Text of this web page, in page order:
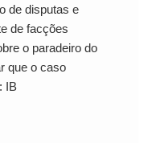
de disputas e
de facções
o paradeiro do
que o caso
IB